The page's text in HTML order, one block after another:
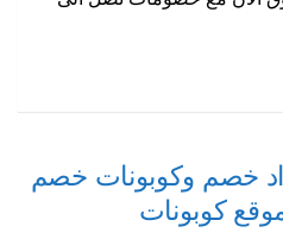
خصم وكوبونات خصم
كوبونات